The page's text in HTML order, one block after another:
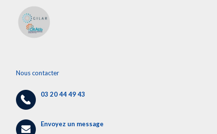
Nous contacter
03 20 44 49 43
Envoyez un message